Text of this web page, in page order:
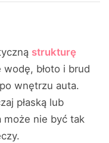
strukturę
błoto i brud
wnętrzu auta.
płaską lub
może nie być tak